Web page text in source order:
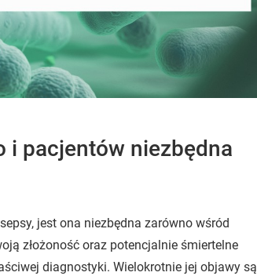
i pacjentów niezbędna
jest ona niezbędna zarówno wśród
złożoność oraz potencjalnie śmiertelne
diagnostyki. Wielokrotnie jej objawy są